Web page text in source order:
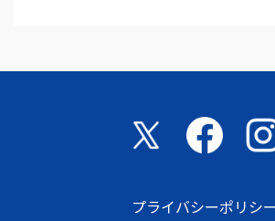
プライバシーポリシー